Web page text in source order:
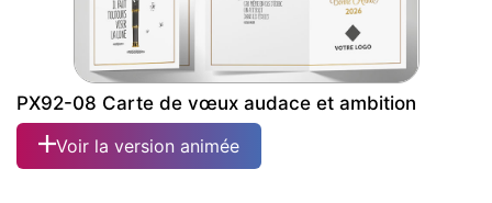
PX92-08 Carte de vœux audace et ambition
Voir la version animée